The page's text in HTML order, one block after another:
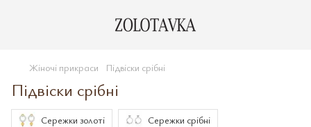
Жіночі прикраси Підвіски срібні
Підвіски срібні
Сережки золоті Сережки срібні